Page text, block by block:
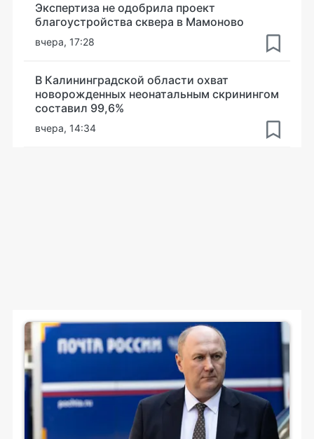
Экспертиза не одобрила проект
благоустройства сквера в Мамоново
вчера, 17:28
В Калининградской области охват
новорожденных неонатальным скринингом
составил 99,6%
вчера, 14:34